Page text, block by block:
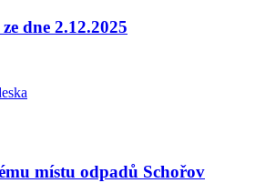
dne 2.12.2025
místu odpadů Schořov